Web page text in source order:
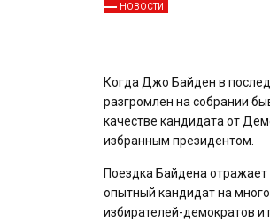
НОВОСТИ
Когда Джо Байден в
разгромлен на собрании
качестве кандидата от
избранным президентом.
Поездка Байдена отражает
опытный кандидат на
избирателей-демократов и